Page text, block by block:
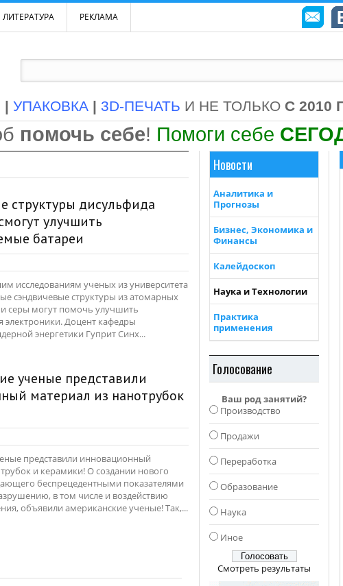
ЛИТЕРАТУРА РЕКЛАМА
| УПАКОВКА | 3D-ПЕЧАТЬ И НЕ ТОЛЬКО С 2010
помочь себе! Помоги себе
структуры дисульфида
улучшить
батареи
исследованиям ученых из университета
сэндвичевые структуры из атомарных
серы могут помочь улучшить
электроники. Доцент кафедры
энергетики Гуприт Синх...
ученые представили
материал из нанотрубок
представили инновационный
и керамики! О создании нового
беспрецедентными показателями
в том числе и воздействию
объявили американские ученые! Так,...
Новости
Аналитика и
Прогнозы
Бизнес, Экономика и
Финансы
Калейдоскоп
Наука и Технологии
Практика
применения
Голосование
Ваш род занятий?
Производство
Продажи
Переработка
Образование
Наука
Иное
Смотреть результаты